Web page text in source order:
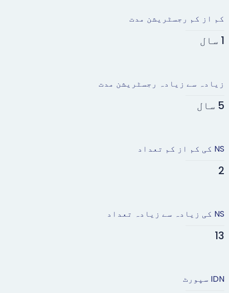
کم از کم رجسٹریشن مدت
1 سال
زیادہ سے زیادہ رجسٹریشن مدت
5 سال
NS کی کم از کم تعداد
2
NS کی زیادہ سے زیادہ تعداد
13
IDN سپورٹ